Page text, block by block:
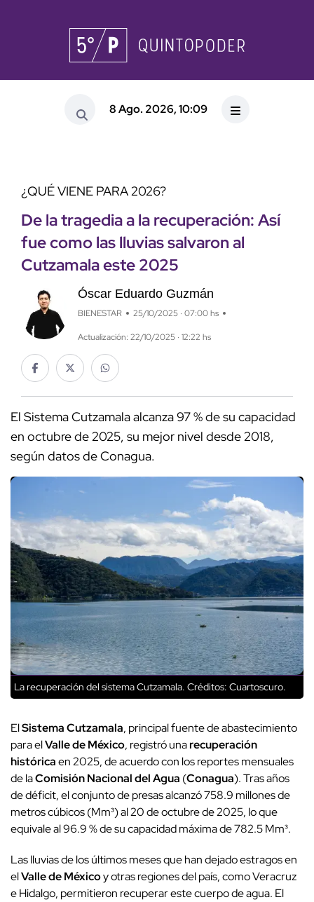
8 Ago. 2026, 10:09
¿QUÉ VIENE PARA 2026?
De la tragedia a la recuperación: Así
fue como las lluvias salvaron al
Cutzamala este 2025
Óscar Eduardo Guzmán
BIENESTAR 25/10/2025 · 07:00 hs
Actualización: 22/10/2025 · 12:22 hs
El Sistema Cutzamala alcanza 97 % de su capacidad
en octubre de 2025, su mejor nivel desde 2018,
según datos de Conagua.
La recuperación del sistema Cutzamala. Créditos: Cuartoscuro.
ElSistema Cutzamala, principal fuente de abastecimiento
para elValle de México, registró unarecuperación
históricaen 2025, de acuerdo con los reportes mensuales
de laComisión Nacional del Agua (Conagua). Tras años
de déficit, el conjunto de presas alcanzó 758.9 millones de
metros cúbicos (Mm³) al 20 de octubre de 2025, lo que
equivale al 96.9 % de su capacidad máxima de 782.5 Mm³.
Las lluvias de los últimos meses que han dejado estragos en
elValle de Méxicoy otras regiones del país, como Veracruz
e Hidalgo, permitieron recuperar este cuerpo de agua. El